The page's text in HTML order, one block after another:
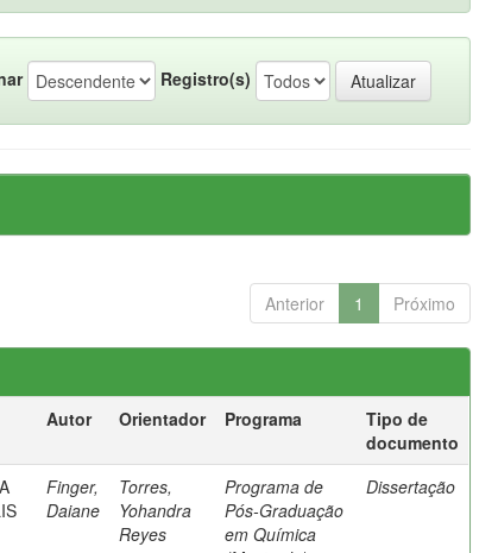
Registro(s)
Anterior 1 Próximo
Autor Orientador Programa
Tipo de
documento
Finger,
Daiane
Torres,
Yohandra
Reyes
Programa de
Pós-Graduação
em Química
Dissertação